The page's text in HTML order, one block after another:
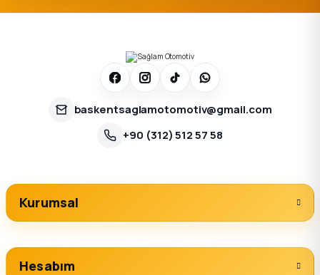
baskentsaglamotomotiv@gmail.com
+90 (312) 512 57 58
Kurumsal
Hesabım